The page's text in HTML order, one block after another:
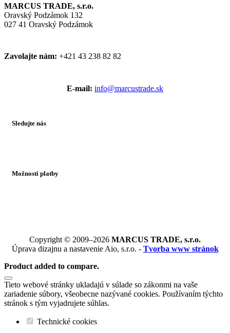
MARCUS TRADE, s.r.o.
Oravský Podzámok 132
027 41 Oravský Podzámok
Zavolajte nám: +421 43 238 82 82
E-mail: info@marcustrade.sk
Sledujte nás
Možnosti platby
Copyright © 2009–2026 MARCUS TRADE, s.r.o.
Úprava dizajnu a nastavenie Aio, s.r.o. - Tvorba www stránok
Product added to compare.
Tieto webové stránky ukladajú v súlade so zákonmi na vaše
zariadenie súbory, všeobecne nazývané cookies. Používaním týchto
stránok s tým vyjadrujete súhlas.
Technické cookies